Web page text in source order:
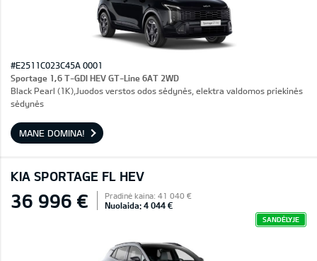
#E2511C023C45A 0001
Sportage 1,6 T-GDI HEV GT-Line 6AT 2WD
Black Pearl (1K),Juodos verstos odos sėdynės, elektra valdomos priekinės
sėdynės
MANE DOMINA!
KIA SPORTAGE FL HEV
36 996 € Pradinė kaina: 41 040 €
Nuolaida: 4 044 €
SANDĖLYJE